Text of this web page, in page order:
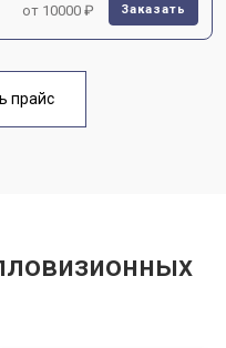
от 10000 ₽ Заказать
прайс